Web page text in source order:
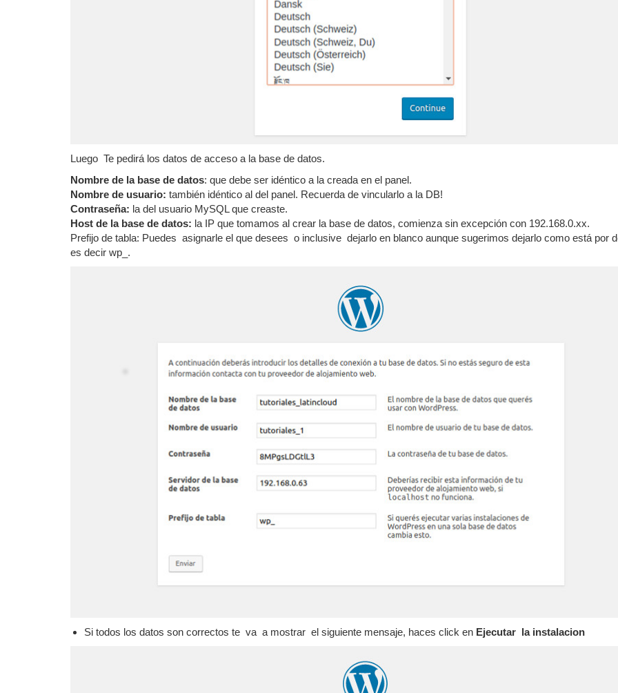
Luego Te pedirá los datos de acceso a la base de datos.
Nombre de la base de datos: que debe ser idéntico a la creada en el panel.
Nombre de usuario: también idéntico al del panel. Recuerda de vincularlo a la DB!
Contraseña: la del usuario MySQL que creaste.
Host de la base de datos: la IP que tomamos al crear la base de datos, comienza sin excepción con 192.168.0.xx.
Prefijo de tabla: Puedes asignarle el que desees o inclusive dejarlo en blanco aunque sugerimos dejarlo como está por
es decir wp_.
Si todos los datos son correctos te va a mostrar el siguiente mensaje, haces click en Ejecutar la instalacion